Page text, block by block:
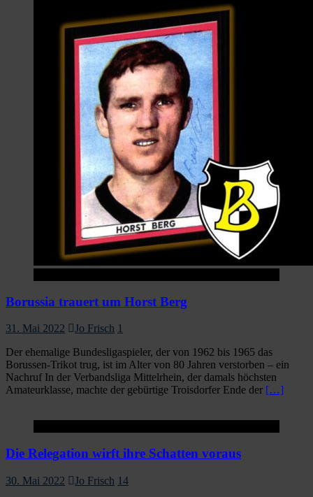
Borussia trauert um Horst Berg
31. Mai 2022 Jo Frisch 1
Der ehemalige Bundesligaspieler, der von 1962 bis 1965 das
Borussen-Trikot trug, ist im Alter von 80 Jahren verstorben – ein
Nachruf In der Verbandsliga Mittelrhein, der damals höchsten
Amateurklasse, machte der gebürtige Troisdorfer Ende der […]
Die Relegation wirft ihre Schatten voraus
30. Mai 2022 Jo Frisch 14